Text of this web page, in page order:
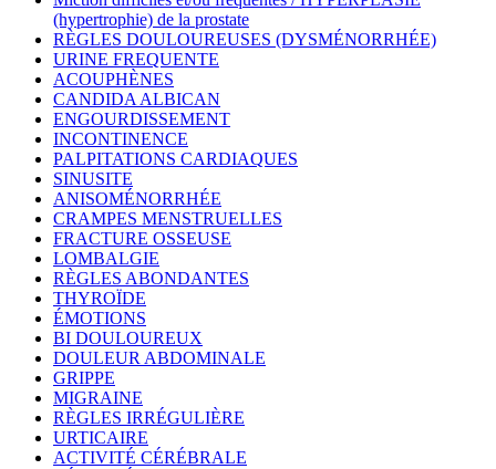
(hypertrophie) de la prostate
RÈGLES DOULOUREUSES (DYSMÉNORRHÉE)
URINE FREQUENTE
ACOUPHÈNES
CANDIDA ALBICAN
ENGOURDISSEMENT
INCONTINENCE
PALPITATIONS CARDIAQUES
SINUSITE
ANISOMÉNORRHÉE
CRAMPES MENSTRUELLES
FRACTURE OSSEUSE
LOMBALGIE
RÈGLES ABONDANTES
THYROÏDE
ÉMOTIONS
BI DOULOUREUX
DOULEUR ABDOMINALE
GRIPPE
MIGRAINE
RÈGLES IRRÉGULIÈRE
URTICAIRE
ACTIVITÉ CÉRÉBRALE